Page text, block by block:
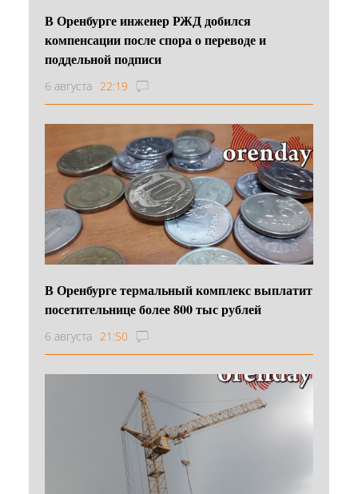
В Оренбурге инженер РЖД добился
компенсации после спора о переводе и
поддельной подписи
6 августа 22:19
В Оренбурге термальный комплекс выплатит
посетительнице более 800 тыс рублей
6 августа 21:50